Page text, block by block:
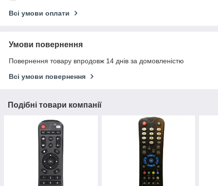
Всі умови оплати
Умови повернення
Повернення товару впродовж 14 днів за домовленістю
Всі умови повернення
Подібні товари компанії